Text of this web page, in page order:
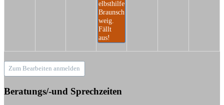
elbsthilfe
Braunsch
weig.
Fällt
aus!
Zum Bearbeiten anmelden
Beratungs/-und Sprechzeiten